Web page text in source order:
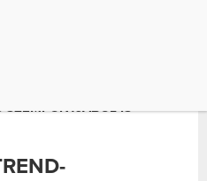
SZEMPONTJÁBÓL IS